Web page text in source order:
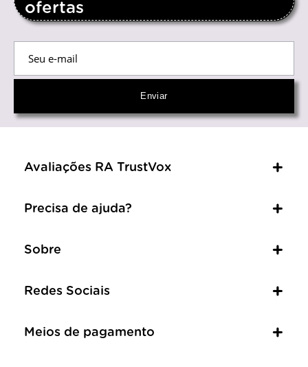
ofertas
Avaliações RA TrustVox
Precisa de ajuda?
Sobre
Redes Sociais
Meios de pagamento